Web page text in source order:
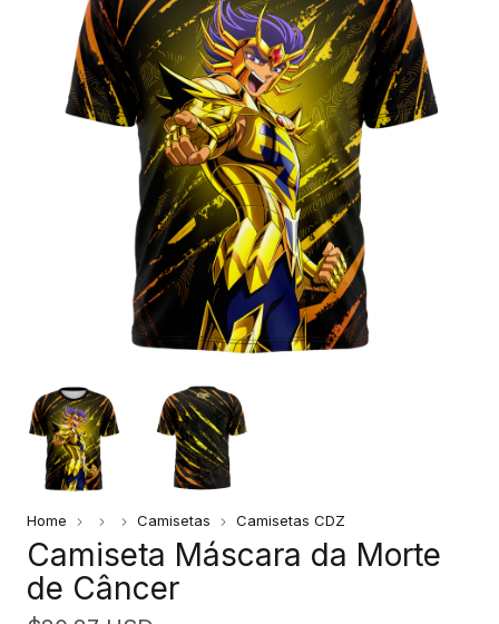
Home Camisetas Camisetas CDZ
Camiseta Máscara da Morte
de Câncer